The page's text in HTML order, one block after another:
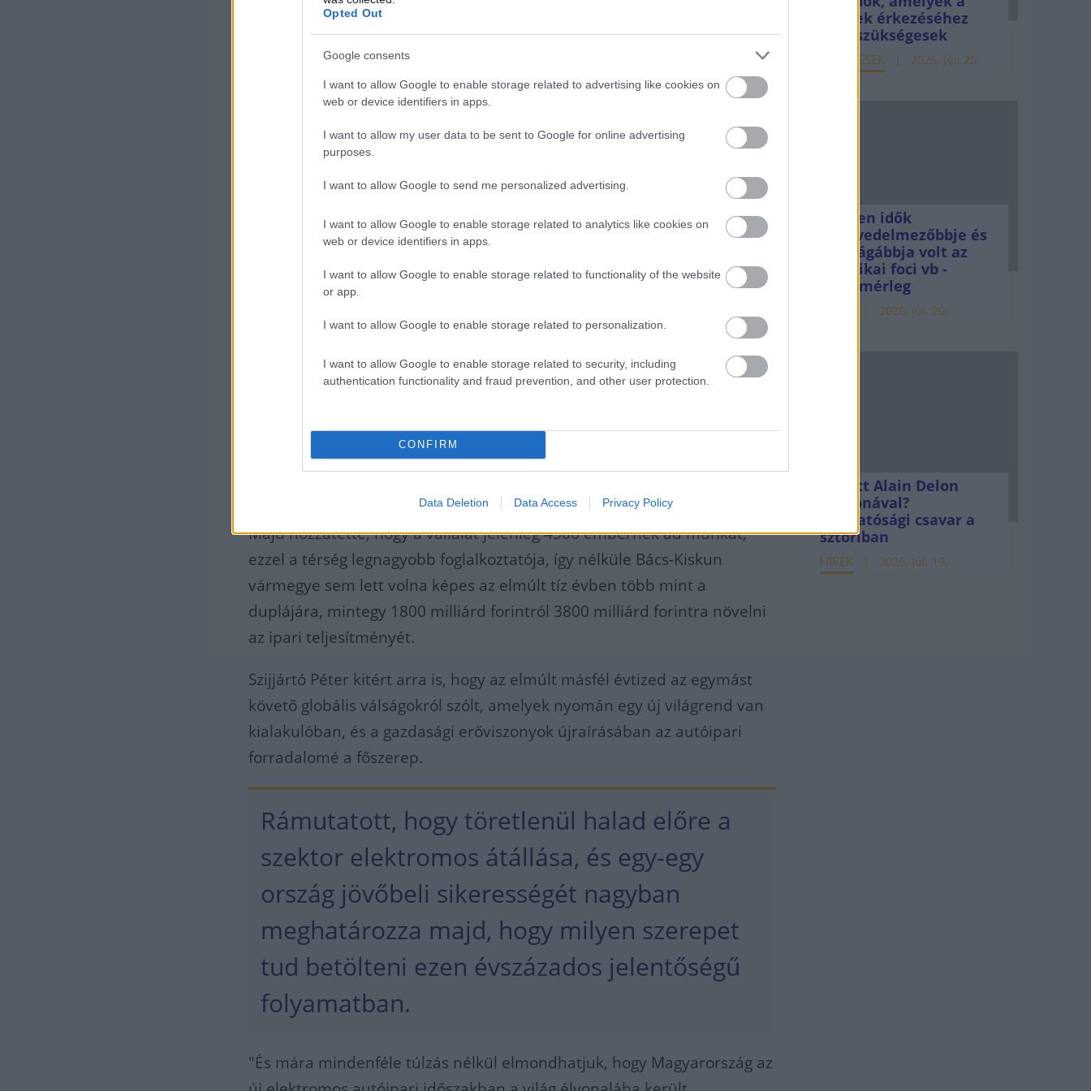
Opted Out
Google consents
I want to allow Google to enable storage related to advertising like cookies on
web or device identifiers in apps.
I want to allow my user data to be sent to Google for online advertising
purposes.
I want to allow Google to send me personalized advertising.
I want to allow Google to enable storage related to analytics like cookies on
web or device identifiers in apps.
I want to allow Google to enable storage related to functionality of the website
or app.
I want to allow Google to enable storage related to personalization.
I want to allow Google to enable storage related to security, including
authentication functionality and fraud prevention, and other user protection.
CONFIRM
Data Deletion Data Access Privacy Policy
hogy Magyarország abban az elit ligában játsszon, ahol évente egymillió
autót tudunk legyártani" - mondta.
"És egy újabb dimenzióba léptünk akkor, amikor kutatás-fejlesztési
tevékenység is került ide, és a prototípusok fejlesztésében a magyar
mérnököknek, Kecskemétnek is egyre nagyobb szerepe lesz" - folytatta.
Majd hozzátette, hogy a vállalat jelenleg 4500 embernek ad munkát,
ezzel a térség legnagyobb foglalkoztatója, így nélküle Bács-Kiskun
vármegye sem lett volna képes az elmúlt tíz évben több mint a
duplájára, mintegy 1800 milliárd forintról 3800 milliárd forintra növelni
az ipari teljesítményét.
Szijjártó Péter kitért arra is, hogy az elmúlt másfél évtized az egymást
követő globális válságokról szólt, amelyek nyomán egy új világrend van
kialakulóban, és a gazdasági erőviszonyok újraírásában az autóipari
forradalomé a főszerep.
Rámutatott, hogy töretlenül halad előre a
szektor elektromos átállása, és egy-egy
ország jövőbeli sikerességét nagyban
meghatározza majd, hogy milyen szerepet
tud betölteni ezen évszázados jelentőségű
folyamatban.
"És mára mindenféle túlzás nélkül elmondhatjuk, hogy Magyarország az
pénzek érkezéséhez
még szükségesek
ELEMZÉSEK 2026. júl. 20.
Minden idők
legjövedelmezőbbje és
legdrágábbja volt az
amerikai foci vb -
gyorsmérleg
2026. júl. 20.
Mi lett Alain Delon
vagyonával?
Adóhatósági csavar a
sztoriban
HÍREK 2026. júl. 19.